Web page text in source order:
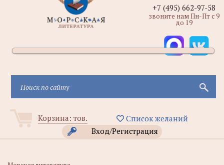
Корзина: тов.
Список желаний
Вход/Регистрация
+7 (495) 662-97-58
звоните нам Пн-Пт с 9
до 19